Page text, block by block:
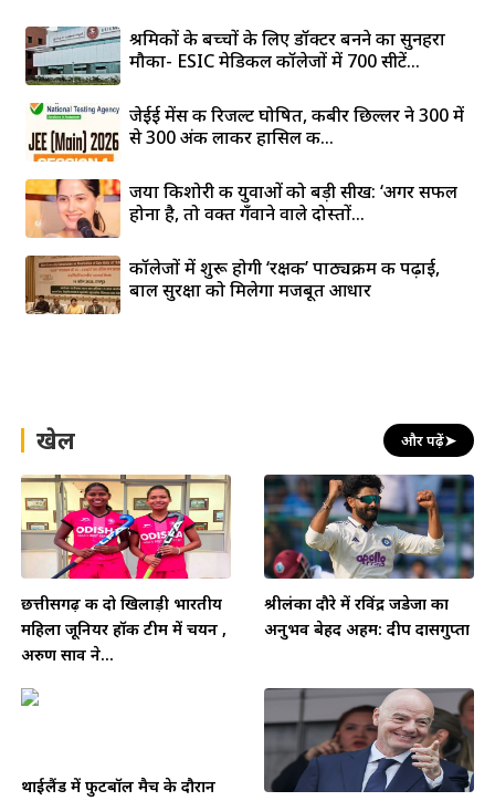
श्रमिकों के बच्चों के लिए डॉक्टर बनने का सुनहरा
मौका- ESIC मेडिकल कॉलेजों में 700 सीटें...
जेईई मेंस की रिजल्ट घोषित, कबीर छिल्लर ने 300 में
से 300 अंक लाकर हासिल की...
जया किशोरी की युवाओं को बड़ी सीख: ‘अगर सफल
होना है, तो वक्त गँवाने वाले दोस्तों...
कॉलेजों में शुरू होगी ‘रक्षक’ पाठ्यक्रम की पढ़ाई,
बाल सुरक्षा को मिलेगा मजबूत आधार
खेल और पढ़ें➤
छत्तीसगढ़ की दो खिलाड़ी भारतीय
महिला जूनियर हॉकी टीम में चयन ,
अरुण साव ने...
श्रीलंका दौरे में रविंद्र जडेजा का
अनुभव बेहद अहम: दीप दासगुप्ता
थाईलैंड में फुटबॉल मैच के दौरान